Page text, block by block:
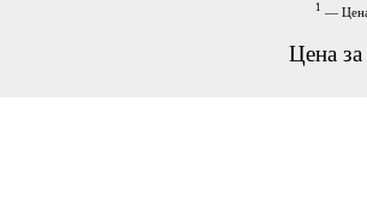
1 — Цена
Цена